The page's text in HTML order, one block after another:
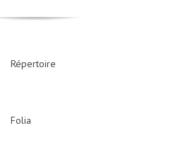
Répertoire
Folia